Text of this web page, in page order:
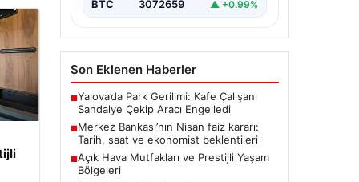
BTC 3072659 ▲ +0.99%
Son Eklenen Haberler
■Yalova’da Park Gerilimi: Kafe Çalışanı
Sandalye Çekip Aracı Engelledi
■Merkez Bankası’nın Nisan faiz kararı:
Tarih, saat ve ekonomist beklentileri
■Açık Hava Mutfakları ve Prestijli Yaşam
Bölgeleri